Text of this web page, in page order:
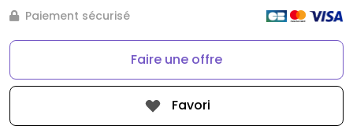
Paiement sécurisé
Faire une offre
Favori